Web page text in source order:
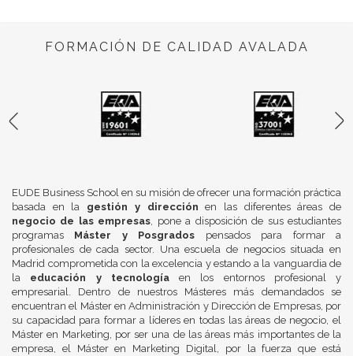
FORMACIÓN DE CALIDAD AVALADA
EUDE Business School en su misión de ofrecer una formación práctica
basada en la gestión y dirección en las diferentes áreas de
negocio de las empresas, pone a disposición de sus estudiantes
programas Máster y Posgrados pensados para formar a
profesionales de cada sector. Una escuela de negocios situada en
Madrid comprometida con la excelencia y estando a la vanguardia de
la educación y tecnologíaen los entornos profesional y
empresarial. Dentro de nuestros Másteres más demandados se
encuentran el Máster en Administración y Dirección de Empresas, por
su capacidad para formar a líderes en todas las áreas de negocio, el
Máster en Marketing, por ser una de las áreas más importantes de la
empresa, el Máster en Marketing Digital, por la fuerza que está